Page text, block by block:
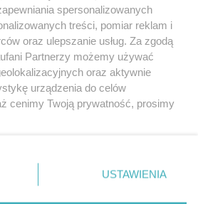
Kurier Szczeciński sp. z o.o.
prawa zastrzeżone
spersonalizowanych
treści, pomiar reklam i
oraz ulepszanie usług. Za zgodą
Partnerzy możemy używać
oraz aktywnie
urządzenia do celów
cenimy Twoją prywatność, prosimy
się w lewym dolnym rogu strony
danych nie wymagają
USTAWIENIA